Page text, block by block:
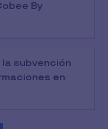
By
subvención
en